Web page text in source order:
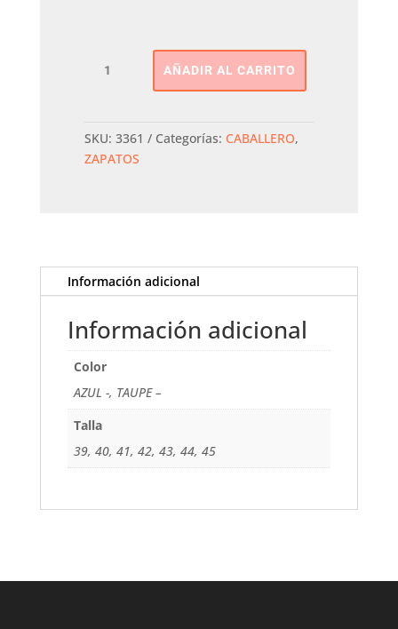
LONA
AÑADIR AL CARRITO
SKU: 3361 Categorías: CABALLERO,
ZAPATOS
Información adicional
Información adicional
Color
AZUL -, TAUPE –
Talla
39, 40, 41, 42, 43, 44, 45